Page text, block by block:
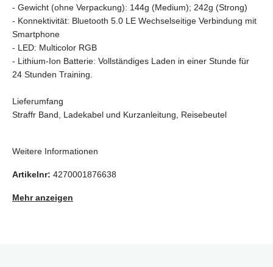
- Gewicht (ohne Verpackung): 144g (Medium); 242g (Strong)
- Konnektivität: Bluetooth 5.0 LE Wechselseitige Verbindung mit
Smartphone
- LED: Multicolor RGB
- Lithium-Ion Batterie: Vollständiges Laden in einer Stunde für
24 Stunden Training.
Lieferumfang
Straffr Band, Ladekabel und Kurzanleitung, Reisebeutel
Weitere Informationen
Artikelnr: 4270001876638
Mehr anzeigen